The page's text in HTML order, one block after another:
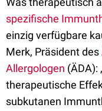
spezifische
einzig verfügbare
Merk, Präsident des
Allergologen (ÄDA):
therapeutische
subkutanen